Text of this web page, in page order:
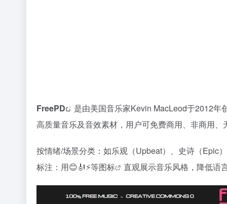
FreePD
是由美国音乐家Kevin MacLeod于2012年
高质量音乐及音效素材，用户可免费商用、非商用
按情绪/场景分类：如乐观（Upbeat）、史诗（Epic
标注：用😊🎻⚡等图标 直观展示音乐风格，降低语